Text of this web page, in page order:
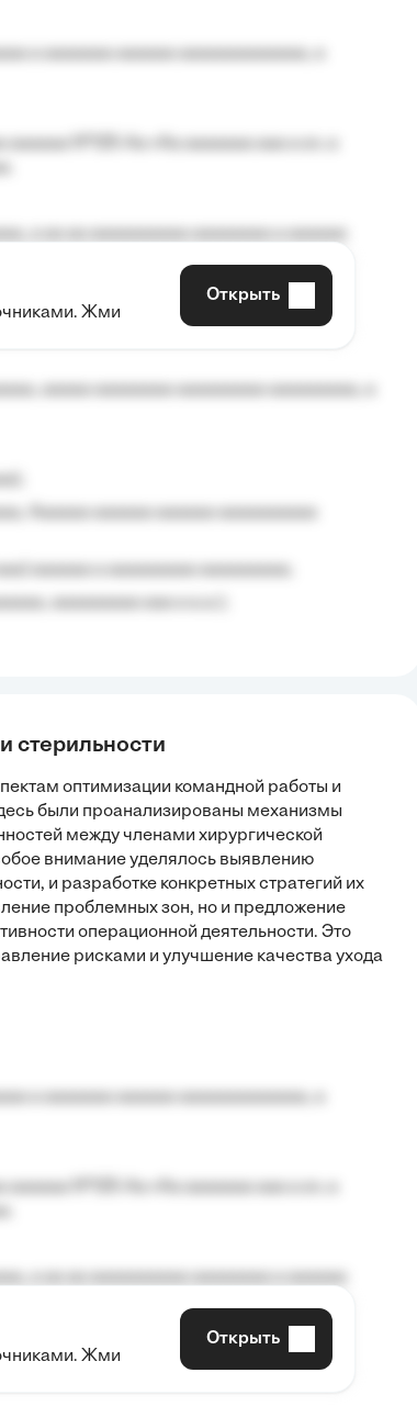
a aaaaaaaaaa, aaaaaa aaaaaa a aaaaaa.
Жми
Открыть
стерильности
оптимизации командной работы и
были проанализированы механизмы
между членами хирургической
внимание уделялось выявлению
и разработке конкретных стратегий их
проблемных зон, но и предложение
операционной деятельности. Это
рисками и улучшение качества ухода
a aaaaaaaaaa, aaaaaa aaaaaa a aaaaaa.
Жми
Открыть